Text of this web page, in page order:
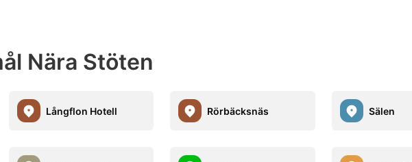
Nära Stöten
Långflon Hotell Rörbäcksnäs Sälen